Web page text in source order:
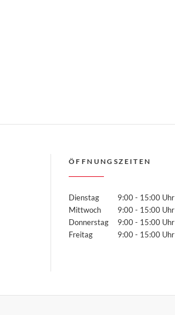
ÖFFNUNGSZEITEN
Dienstag
Mittwoch
Donnerstag
Freitag
9:00 - 15:00 Uhr
9:00 - 15:00 Uhr
9:00 - 15:00 Uhr
9:00 - 15:00 Uhr